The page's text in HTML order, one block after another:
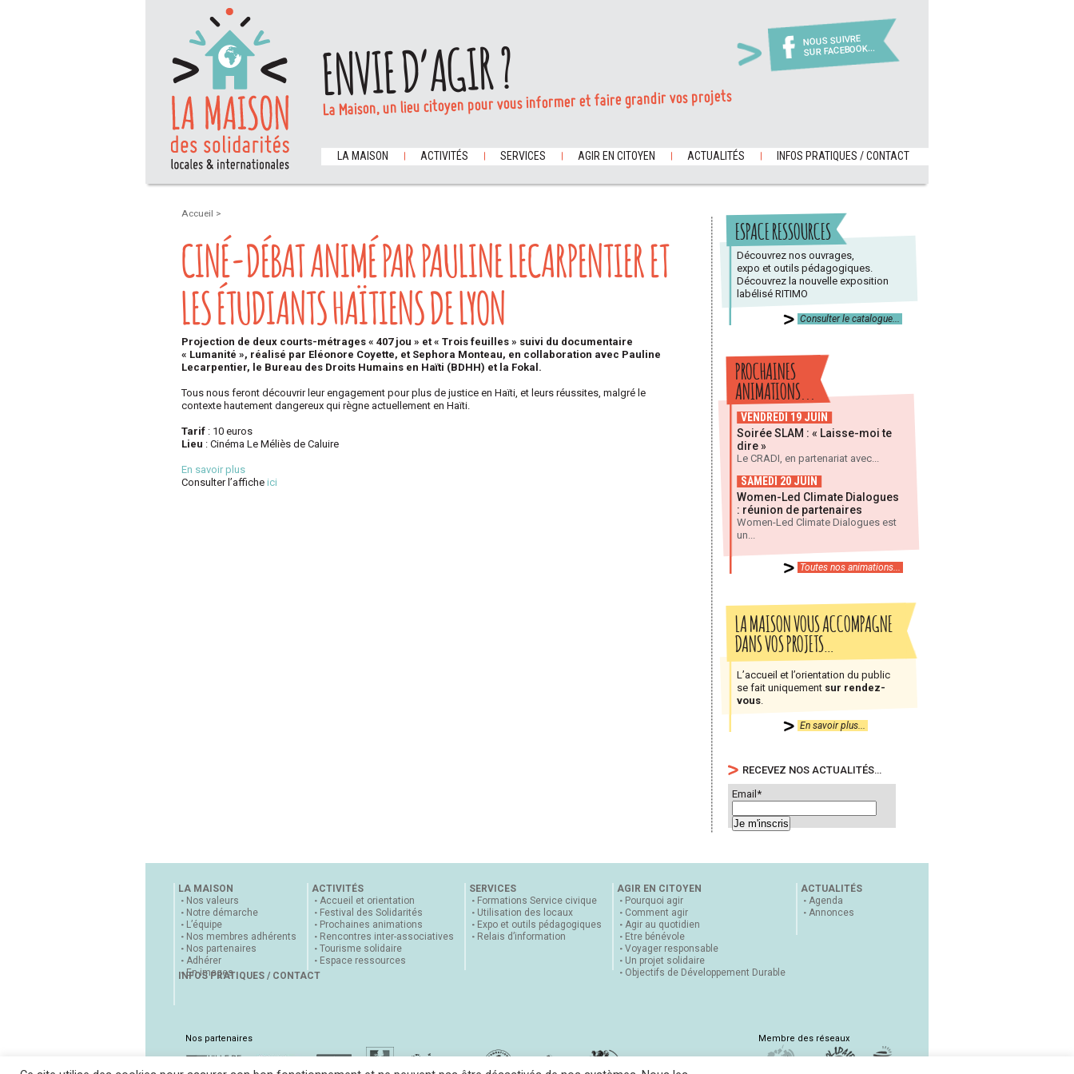
NOUS SUIVRE
SUR FACEBOOK...
ENVIE D’AGIR ?
La Maison, un lieu citoyen pour vous informer et faire grandir vos projets
LA MAISON ACTIVITÉS SERVICES AGIR EN CITOYEN ACTUALITÉS INFOS PRATIQUES / CONTACT
Accueil >
CINÉ-DÉBAT ANIMÉ PAR PAULINE LECARPENTIER ET
LES ÉTUDIANTS HAÏTIENS DE LYON
Projection de deux courts-métrages « 407 jou » et « Trois feuilles » suivi du documentaire
« Lumanité », réalisé par Eléonore Coyette, et Sephora Monteau, en collaboration avec Pauline
Lecarpentier, le Bureau des Droits Humains en Haïti (BDHH) et la Fokal.
Tous nous feront découvrir leur engagement pour plus de justice en Haïti, et leurs réussites, malgré le
contexte hautement dangereux qui règne actuellement en Haïti.
Tarif : 10 euros
Lieu : Cinéma Le Méliès de Caluire
En savoir plus
Consulter l’affiche ici
ESPACE RESSOURCES
Découvrez nos ouvrages,
expo et outils pédagogiques.
Découvrez la nouvelle exposition
labélisé RITIMO
Consulter le catalogue...
PROCHAINES
ANIMATIONS...
VENDREDI 19 JUIN
Soirée SLAM : « Laisse-moi te
dire »
Le CRADI, en partenariat avec...
SAMEDI 20 JUIN
Women-Led Climate Dialogues
: réunion de partenaires
Women-Led Climate Dialogues est
un...
Toutes nos animations...
LA MAISON VOUS ACCOMPAGNE
DANS VOS PROJETS…
L’accueil et l’orientation du public
se fait uniquement sur rendez-
vous
En savoir plus...
RECEVEZ NOS ACTUALITÉS…
Email*
LA MAISON
Nos valeurs
Notre démarche
L’équipe
Nos membres adhérents
Nos partenaires
Adhérer
En images
ACTIVITÉS
Accueil et orientation
Festival des Solidarités
Prochaines animations
Rencontres inter-associatives
Tourisme solidaire
Espace ressources
SERVICES
Formations Service civique
Utilisation des locaux
Expo et outils pédagogiques
Relais d’information
AGIR EN CITOYEN
Pourquoi agir
Comment agir
Agir au quotidien
Etre bénévole
Voyager responsable
Un projet solidaire
Objectifs de Développement Durable
ACTUALITÉS
Agenda
Annonces
INFOS PRATIQUES / CONTACT
Nos partenaires Membre des réseaux